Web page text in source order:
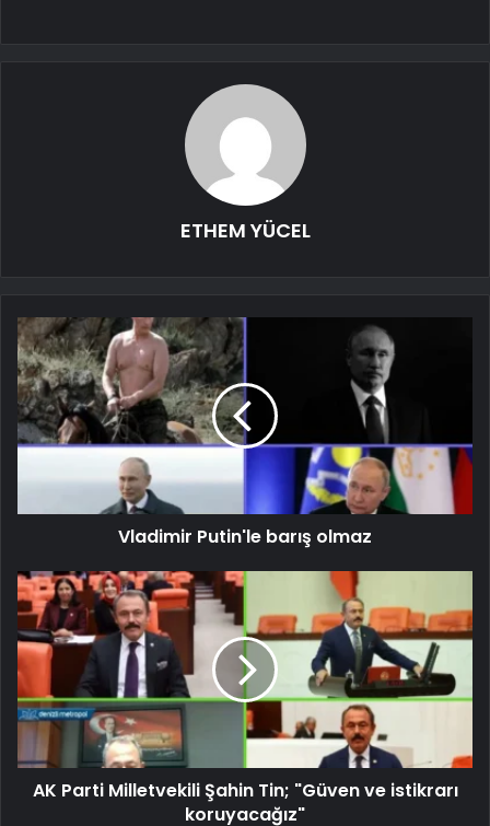
ETHEM YÜCEL
Vladimir Putin'le barış olmaz
AK Parti Milletvekili Şahin Tin; "Güven ve istikrarı
koruyacağız"